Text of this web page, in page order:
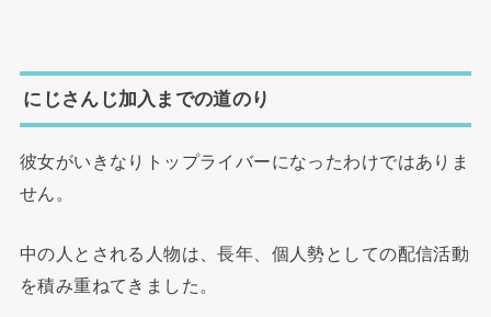
にじさんじ加入までの道のり
彼女がいきなりトップライバーになったわけではありま
せん。
中の人とされる人物は、長年、個人勢としての配信活動
を積み重ねてきました。